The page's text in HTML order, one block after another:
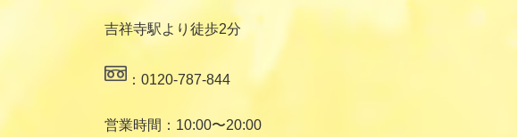
吉祥寺駅より徒歩2分
：0120-787-844
営業時間：10:00〜20:00